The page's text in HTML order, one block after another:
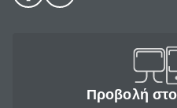
Προβολή